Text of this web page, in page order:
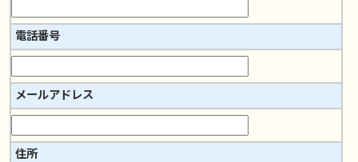
電話番号
メールアドレス
住所